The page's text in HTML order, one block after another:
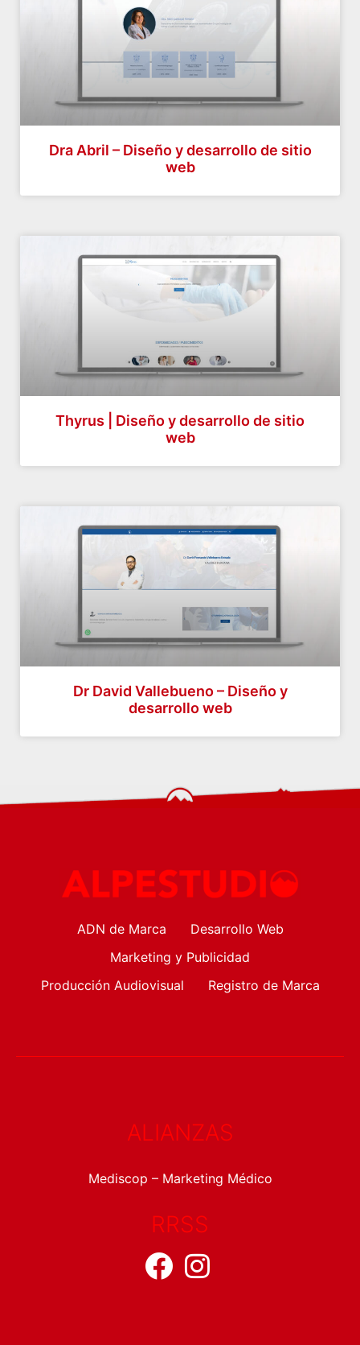
Dra Abril – Diseño y desarrollo de sitio
web
Thyrus | Diseño y desarrollo de sitio
web
Dr David Vallebueno – Diseño y
desarrollo web
ADN de Marca
Desarrollo Web
Marketing y Publicidad
Producción Audiovisual
Registro de Marca
ALIANZAS
Mediscop – Marketing Médico
RRSS